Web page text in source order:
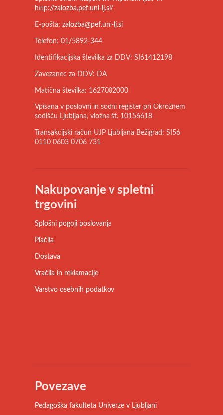
http://zalozba.pef.uni-lj.si/
E-pošta: zalozba@pef.uni-lj.si
Telefon: 01/5892-344
Identifikacijska številka za DDV: SI61412198
Zavezanec za DDV: DA
Matična številka: 1627082000
Vpisana v poslovni in sodni register pri Okrožnem
sodišču Ljubljana, vložna št. 10156618
Transakcijski račun UJP Ljubljana Bežigrad: SI56
0110 0603 0706 731
Nakupovanje v spletni
trgovini
Splošni pogoji poslovanja
Plačila
Dostava
Vračila in reklamacije
Varstvo osebnih podatkov
Povezave
Pedagoška fakulteta Univerze v Ljubljani